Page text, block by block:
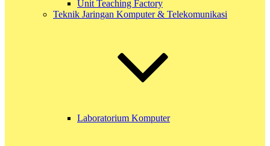
Unit Teaching Factory
Teknik Jaringan Komputer & Telekomunikasi
Laboratorium Komputer